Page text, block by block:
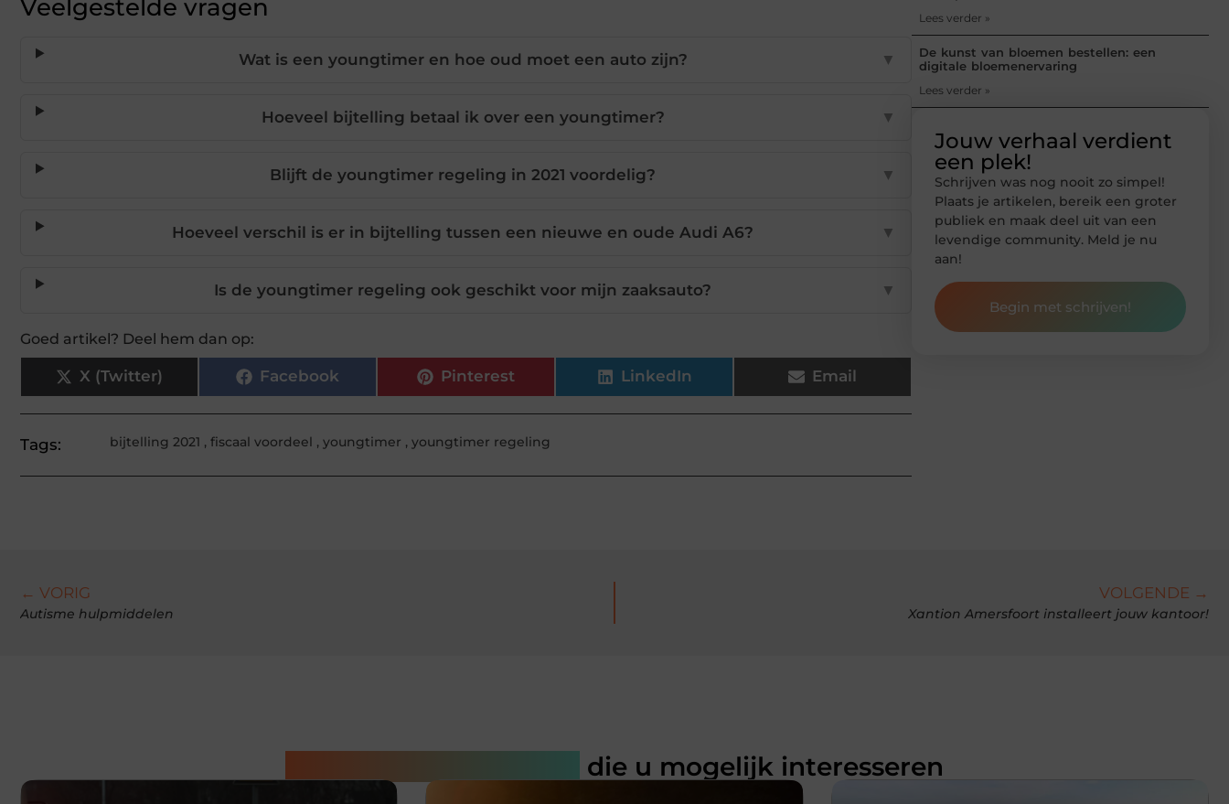
Veelgestelde vragen
Wat is een youngtimer en hoe oud moet een auto zijn? ▼
Hoeveel bijtelling betaal ik over een youngtimer? ▼
Blijft de youngtimer regeling in 2021 voordelig? ▼
Hoeveel verschil is er in bijtelling tussen een nieuwe en oude Audi A6? ▼
Is de youngtimer regeling ook geschikt voor mijn zaaksauto? ▼
Goed artikel? Deel hem dan op:
X (Twitter) Facebook Pinterest LinkedIn Email
Tags: bijtelling 2021 , fiscaal voordeel , youngtimer , youngtimer regeling
Lees verder »
De kunst van bloemen bestellen: een
digitale bloemenervaring
Lees verder »
Jouw verhaal verdient
een plek!
Schrijven was nog nooit zo simpel!
Plaats je artikelen, bereik een groter
publiek en maak deel uit van een
levendige community. Meld je nu
aan!
Begin met schrijven!
← VORIG
Autisme hulpmiddelen
VOLGENDE →
Xantion Amersfoort installeert jouw kantoor!
die u mogelijk interesseren